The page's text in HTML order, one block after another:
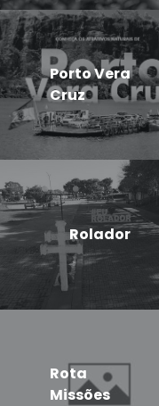
Porto Vera
Cruz
Rolador
Rota
Missões